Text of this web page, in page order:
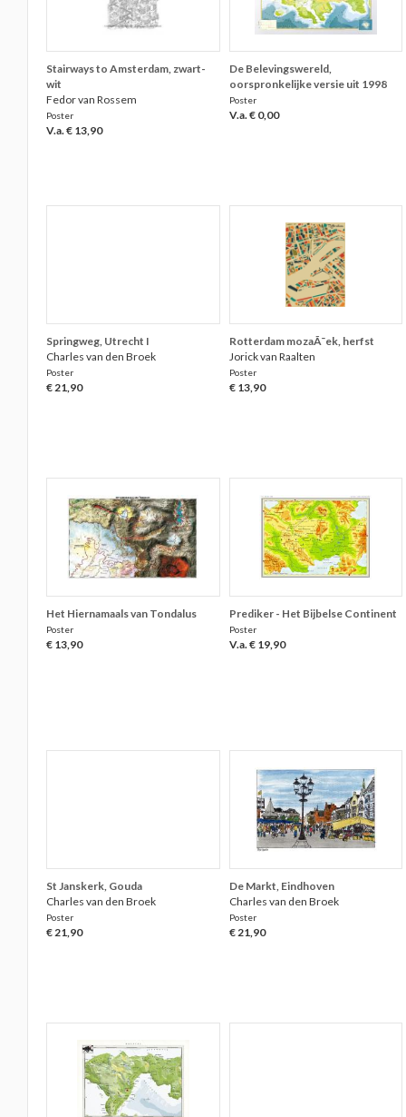
Stairways to Amsterdam, zwart-
wit
Fedor van Rossem
Poster
V.a. € 13,90
De Belevingswereld,
oorspronkelijke versie uit 1998
Poster
V.a. € 0,00
Springweg, Utrecht I
Charles van den Broek
Poster
€ 21,90
Rotterdam mozaÃ¯ek, herfst
Jorick van Raalten
Poster
€ 13,90
Het Hiernamaals van Tondalus
Poster
€ 13,90
Prediker - Het Bijbelse Continent
Poster
V.a. € 19,90
St Janskerk, Gouda
Charles van den Broek
Poster
€ 21,90
De Markt, Eindhoven
Charles van den Broek
Poster
€ 21,90